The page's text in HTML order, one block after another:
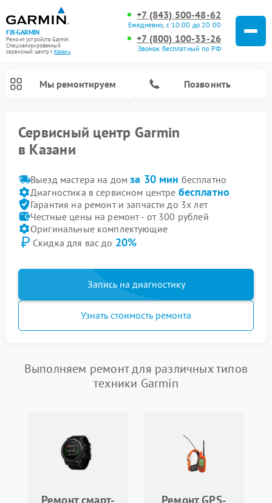
FIX-GARMIN
Ремонт устройств Garmin
Специализированный
cервисный центр г.Казань
+7 (843) 500-48-62
Ежедневно, с 10:00 до 20:00
+7 (800) 100-33-26
Звонок бесплатный по РФ
Мы ремонтируем Позвонить
Сервисный центр Garmin
в Казани
Выезд мастера на домза 30 мин бесплатно
Диагностика в сервисном центре бесплатно
Гарантия на ремонт и запчасти до 3х лет
Честные цены на ремонт - от 300 рублей
Оригинальные комплектующие
Скидка для вас до 20%
Запись на диагностику
Узнать стоимость ремонта
Выполняем ремонт для различных типов
техники Garmin
Ремонт смарт-
Ремонт GPS-